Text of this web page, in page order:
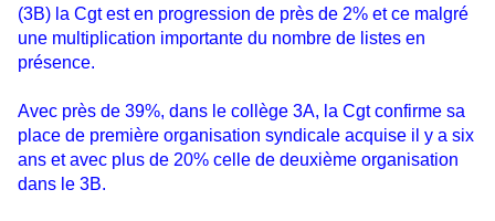
(3B) la Cgt est en progression de près de 2% et ce malgré
une multiplication importante du nombre de listes en
présence.
Avec près de 39%, dans le collège 3A, la Cgt confirme sa
place de première organisation syndicale acquise il y a six
ans et avec plus de 20% celle de deuxième organisation
dans le 3B.